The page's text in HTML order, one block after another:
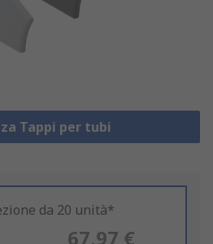
Tappi per tubi
da 20 unità*
67,97 €